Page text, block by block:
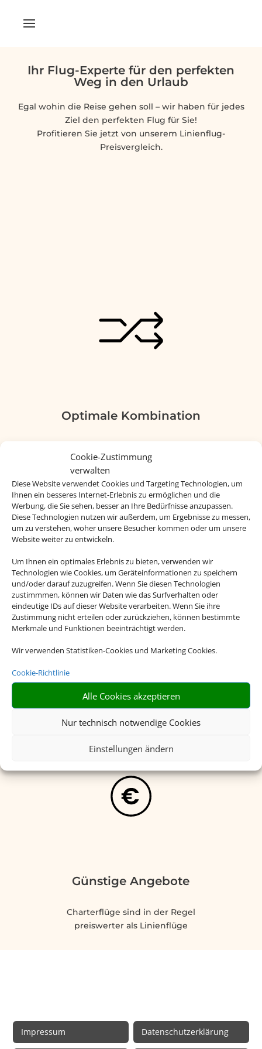
Cookie-Zustimmung
verwalten
Diese Website verwendet Cookies und Targeting Technologien, um
Ihnen ein besseres Internet-Erlebnis zu ermöglichen und die
Werbung, die Sie sehen, besser an Ihre Bedürfnisse anzupassen.
Diese Technologien nutzen wir außerdem, um Ergebnisse zu messen,
um zu verstehen, woher unsere Besucher kommen oder um unsere
Website weiter zu entwickeln.
Um Ihnen ein optimales Erlebnis zu bieten, verwenden wir
Technologien wie Cookies, um Geräteinformationen zu speichern
und/oder darauf zuzugreifen. Wenn Sie diesen Technologien
zustimmmen, können wir Daten wie das Surfverhalten oder
eindeutige IDs auf dieser Website verarbeiten. Wenn Sie ihre
Zustimmung nicht erteilen oder zurückziehen, können bestimmte
Merkmale und Funktionen beeinträchtigt werden.
Wir verwenden Statistiken-Cookies und Marketing Cookies.
Cookie-Richtlinie
Alle Cookies akzeptieren
Nur technisch notwendige Cookies
Einstellungen ändern
Ihr Flug-Experte für den perfekten
Weg in den Urlaub
Egal wohin die Reise gehen soll – wir haben für jedes
Ziel den perfekten Flug für Sie!
Profitieren Sie jetzt von unserem Linienflug-
Preisvergleich.
Optimale Kombination
Kunden
No Frills
Angebote und Dienstleistungen
Günstige Angebote
Charterflüge sind in der Regel
preiswerter als Linienflüge
Impressum Datenschutzerklärung